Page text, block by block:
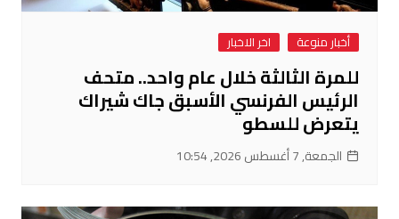
أخبار منوعة اخر الاخبار
للمرة الثالثة خلال عام واحد.. متحف
الرئيس الفرنسي الأسبق جاك شيراك
يتعرض للسطو
الجمعة, 7 أغسطس 2026, 10:54